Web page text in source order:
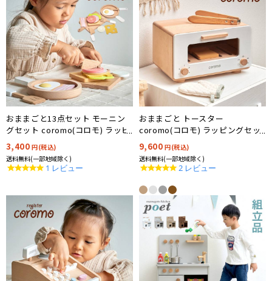
おままごと13点セット モーニン
グセット coromo(コロモ) ラッピ
ングセットプレゼント中!
3,400円(税込)
送料無料(一部地域除く)
5.0
1 レビュー
おままごと トースター
coromo(コロモ) ラッピングセッ
トプレゼント中!
9,600円(税込)
送料無料(一部地域除く)
5.0
rating
2 レビュー